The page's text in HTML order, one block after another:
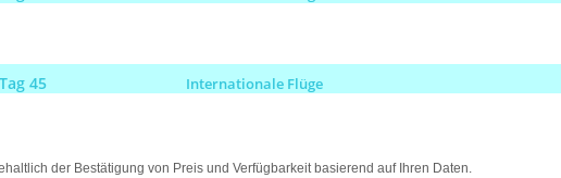
45 Internationale Flüge
der Bestätigung von Preis und Verfügbarkeit basierend auf Ihren Daten.